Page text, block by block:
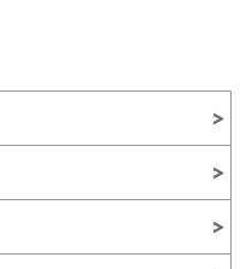
＜四万十ポークの塩胡
塩56％）、香辛料、砂